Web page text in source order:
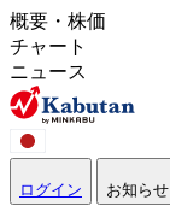
概要・株価
チャート
ニュース
ログイン お知らせ